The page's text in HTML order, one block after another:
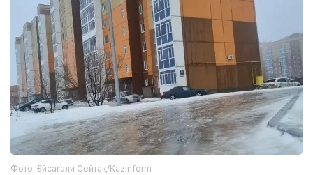
Фото: Ғайсағали Сейтақ/Kazinform